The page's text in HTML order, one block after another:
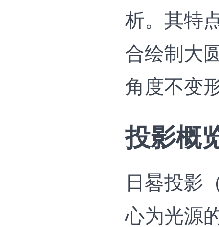
析。其特
合绘制大
角度不变
投影概
日晷投影
心为光源